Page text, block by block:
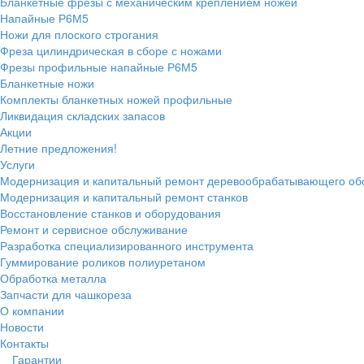
Напайные Р6М5
Ножи для плоского строгания
Фреза цилиндрическая в сборе с ножами
Фрезы профильные напайные Р6М5
Бланкетные ножи
Комплекты бланкетных ножей профильные
Ликвидация складских запасов
Акции
Летние предложения!
Услуги
Модернизация и капитальный ремонт деревообрабатывающего
Модернизация и капитальный ремонт станков
Восстановление станков и оборудования
Ремонт и сервисное обслуживание
Разработка специализированного инструмента
Гуммирование роликов полиуретаном
Обработка металла
Запчасти для чашкореза
О компании
Новости
Контакты
Гарантии